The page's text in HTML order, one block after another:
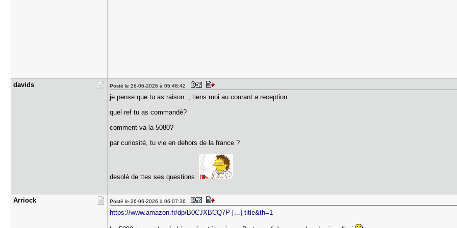
davids Posté le 26-06-2026 à 05:48:42
je pense que tu as raison , tiens moi au courant a reception
quel ref tu as commandé?
comment va la 5080?
par curiosité, tu vie en dehors de la france ?
desolé de ttes ses questions
Arriock Posté le 26-06-2026 à 06:07:36
https://www.amazon.fr/dp/B0CJXBCQ7P [...] title&th=1